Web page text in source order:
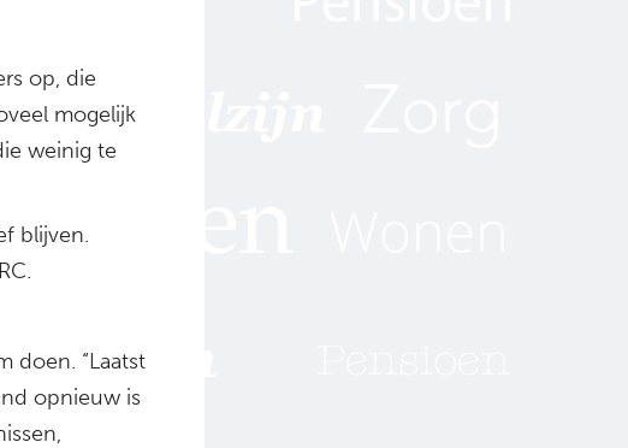
op, die
mogelijk
weinig te
blijven.
doen. “Laatst
opnieuw is